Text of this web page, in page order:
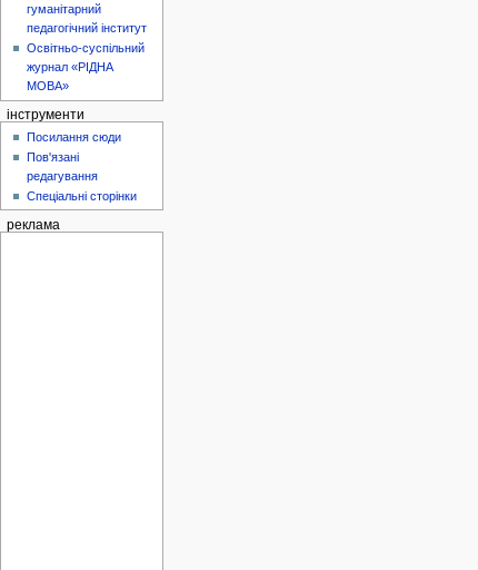
гуманітарний
педагогічний інститут
Освітньо-суспільний
журнал «РІДНА
МОВА»
інструменти
Посилання сюди
Пов'язані
редагування
Спеціальні сторінки
реклама